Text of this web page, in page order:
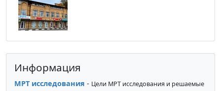
Информация
МРТ исследования - Цели МРТ исследования и решаемые